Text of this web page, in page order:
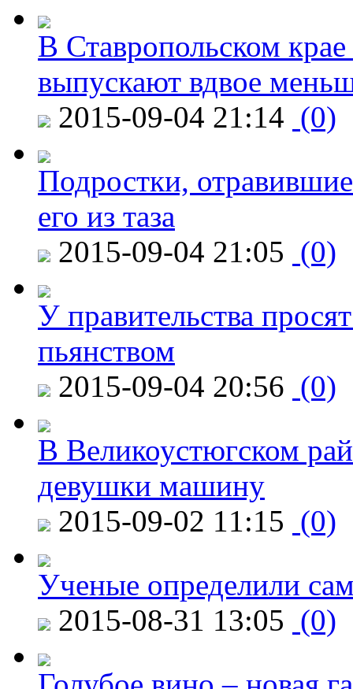
В Ставропольском
выпускают вдвое
2015-09-04 21:14 (0)
Подростки,
его из таза
2015-09-04 21:05 (0)
У правительства
пьянством
2015-09-04 20:56 (0)
В Великоустюгском
девушки машину
2015-09-02 11:15 (0)
Ученые определили
2015-08-31 13:05 (0)